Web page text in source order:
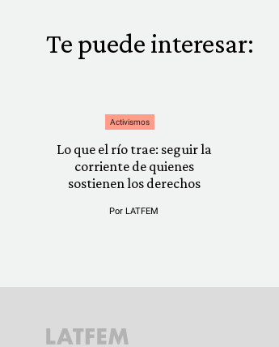
Te puede interesar:
Activismos
Lo que el río trae: seguir la
corriente de quienes
sostienen los derechos
Por LATFEM